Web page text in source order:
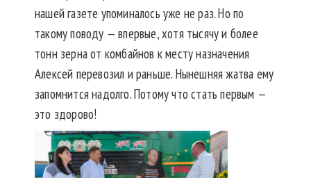
нашей газете упоминалось уже не раз. Но по
такому поводу — впервые, хотя тысячу и более
тонн зерна от комбайнов к месту назначения
Алексей перевозил и раньше. Нынешняя жатва ему
запомнится надолго. Потому что стать первым —
это здорово!